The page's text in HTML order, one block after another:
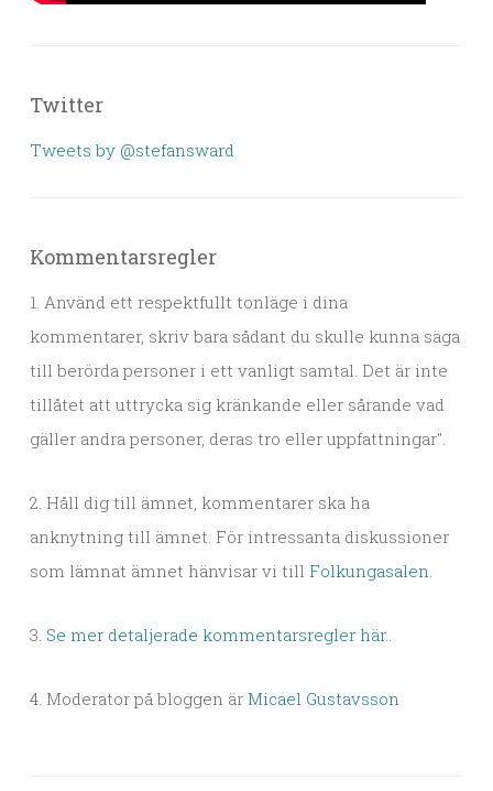
Twitter
Tweets by @stefansward
Kommentarsregler
1. Använd ett respektfullt tonläge i dina
kommentarer, skriv bara sådant du skulle kunna säga
till berörda personer i ett vanligt samtal. Det är inte
tillåtet att uttrycka sig kränkande eller sårande vad
gäller andra personer, deras tro eller uppfattningar".
2. Håll dig till ämnet, kommentarer ska ha
anknytning till ämnet. För intressanta diskussioner
som lämnat ämnet hänvisar vi till Folkungasalen.
3. Se mer detaljerade kommentarsregler här..
4. Moderator på bloggen är Micael Gustavsson